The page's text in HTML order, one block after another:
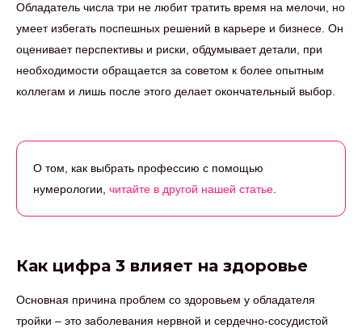
Обладатель числа три не любит тратить время на мелочи, но
умеет избегать поспешных решений в карьере и бизнесе. Он
оценивает перспективы и риски, обдумывает детали, при
необходимости обращается за советом к более опытным
коллегам и лишь после этого делает окончательный выбор.
О том, как выбрать профессию с помощью
нумерологии, читайте в другой нашей статье
Как цифра 3 влияет на здоровье
Основная причина проблем со здоровьем у обладателя
тройки – это заболевания нервной и сердечно-сосудистой